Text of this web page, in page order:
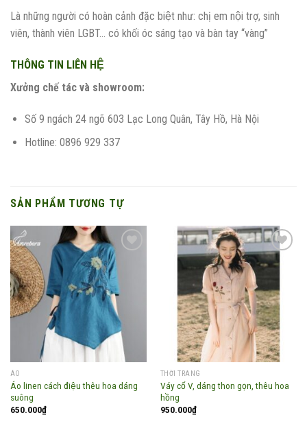
Là những người có hoàn cảnh đặc biệt như: chị em nội trợ, sinh
viên, thành viên LGBT… có khối óc sáng tạo và bàn tay “vàng”
THÔNG TIN LIÊN HỆ
Xưởng chế tác và showroom:
Số 9 ngách 24 ngõ 603 Lạc Long Quân, Tây Hồ, Hà Nội
Hotline: 0896 929 337
SẢN PHẨM TƯƠNG TỰ
wishlist
ÁO
Áo linen cách điệu thêu hoa dáng
suông
650.000₫
wishlist
THỜI TRANG
Váy cổ V, dáng thon gọn, thêu hoa
hồng
950.000₫